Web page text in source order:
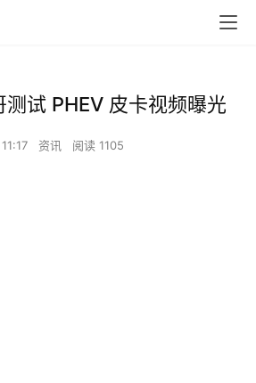
测试 PHEV 皮卡视频曝光
资讯 阅读 1105